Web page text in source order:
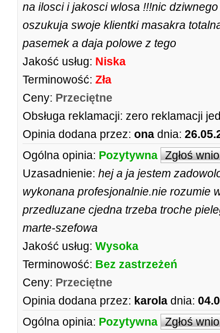
na ilosci i jakosci wlosa !!!nic
oszukuja swoje klientki masakra
pasemek a daja polowe z tego
Jakość usług: Niska
Terminowość: Zła
Ceny: Przeciętne
Obsługa reklamacji: zero reklamacji
Opinia dodana przez: ona dnia:
Ogólna opinia: Pozytywna Zgłoś
Uzasadnienie: hej a ja jestem
wykonana profesjonalnie.nie rozumie
przedluzane cjedna trzeba troche
marte-szefowa
Jakość usług: Wysoka
Terminowość: Bez zastrzeżeń
Ceny: Przeciętne
Opinia dodana przez: karola dnia:
Ogólna opinia: Pozytywna Zgłoś